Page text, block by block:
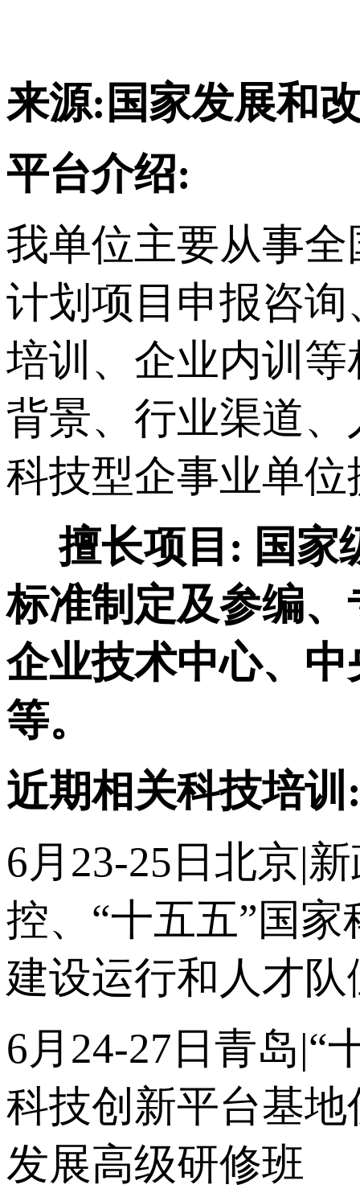
来源: 国家发展和
平台介绍:
我单位主要从事全
计划项目申报咨
培训、企业内训
背景、行业渠道
科技型企事业单
擅长项目: 国家
标准制定及参编
企业技术中心、
等。
近期相关科技培训
6月23-25日北京|
控、“十五五”国
建设运行和人才
6月24-27日青岛|“
科技创新平台基
发展高级研修班